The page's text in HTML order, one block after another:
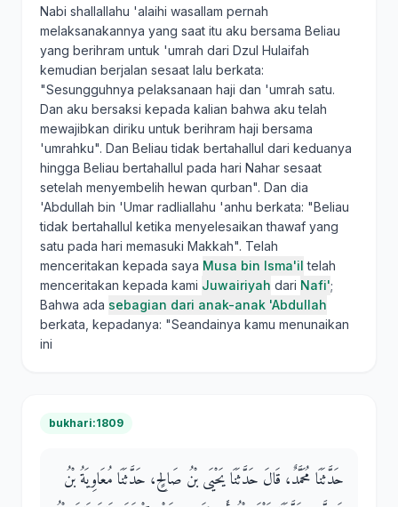
Nabi shallallahu 'alaihi wasallam pernah
melaksanakannya yang saat itu aku bersama Beliau
yang berihram untuk 'umrah dari Dzul Hulaifah
kemudian berjalan sesaat lalu berkata:
"Sesungguhnya pelaksanaan haji dan 'umrah satu.
Dan aku bersaksi kepada kalian bahwa aku telah
mewajibkan diriku untuk berihram haji bersama
'umrahku". Dan Beliau tidak bertahallul dari keduanya
hingga Beliau bertahallul pada hari Nahar sesaat
setelah menyembelih hewan qurban". Dan dia
'Abdullah bin 'Umar radliallahu 'anhu berkata: "Beliau
tidak bertahallul ketika menyelesaikan thawaf yang
satu pada hari memasuki Makkah". Telah
menceritakan kepada saya Musa bin Isma'il telah
menceritakan kepada kami Juwairiyah dari Nafi';
Bahwa ada sebagian dari anak-anak 'Abdullah
berkata, kepadanya: "Seandainya kamu menunaikan
ini
bukhari:1809
حَدَّثَنَا مُحَمَّدٌ، قَالَ حَدَّثَنَا يَحْيَى بْنُ صَالِحٍ، حَدَّثَنَا مُعَاوِيَةُ بْنُ